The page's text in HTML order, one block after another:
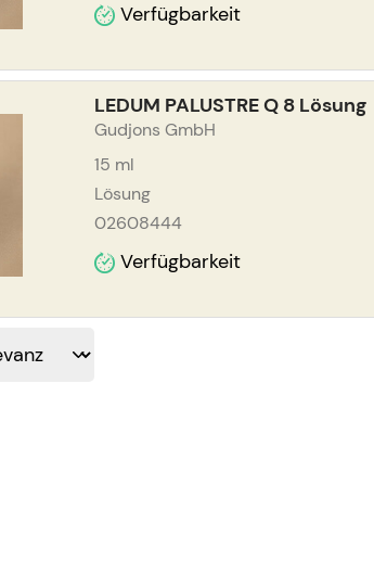
Verfügbarkeit
LEDUM PALUSTRE Q 8 Lösung
Gudjons GmbH
15 ml
Lösung
02608444
Verfügbarkeit